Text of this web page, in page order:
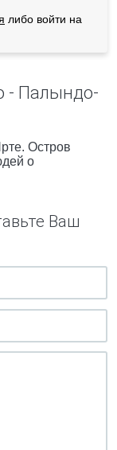
либо войти на
- Палындо-
Остров
о
Ваш